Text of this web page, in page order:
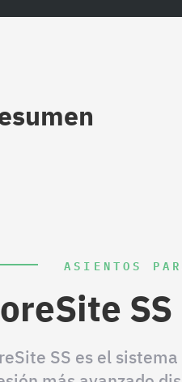
ASIENTOS
SS
SS es el